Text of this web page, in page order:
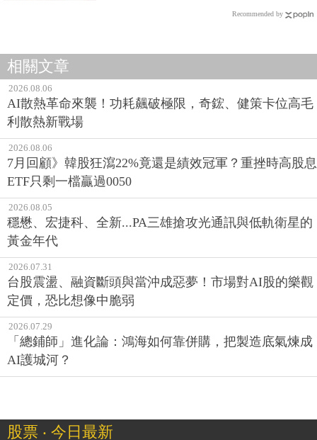
Recommended by
相關文章
2026.08.06
AI散熱革命來襲！功耗飆破極限，奇鋐、健策卡位高毛
利散熱新戰場
2026.08.06
7月回顧》韓股狂瀉22%竟還是績效冠軍？重挫時高股息
ETF只剩一檔贏過0050
2026.08.05
穩懋、宏捷科、全新...PA三雄搶攻光通訊與低軌衛星的
黃金年代
2026.07.31
台股震盪、融資斷頭與當沖成惡夢！市場對AI股的樂觀
定價，恐比想像中脆弱
2026.07.29
「總鋪師」進化論：鴻海如何靠併購，把製造底氣煉成
AI護城河？
股票 ‧ 今日最新